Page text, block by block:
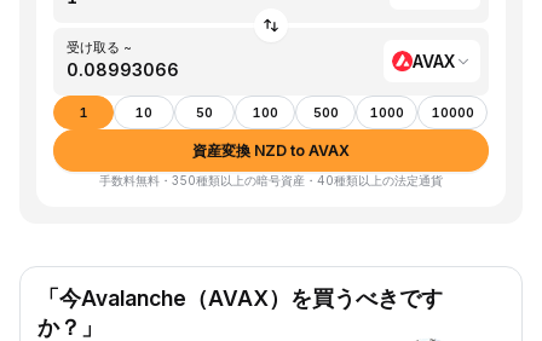
受け取る ~
AVAX
1 10 50 100 500 1000 10000
資産変換 NZD to AVAX
手数料無料・350種類以上の暗号資産・40種類以上の法定通貨
「今Avalanche（AVAX）を買うべきです
か？」